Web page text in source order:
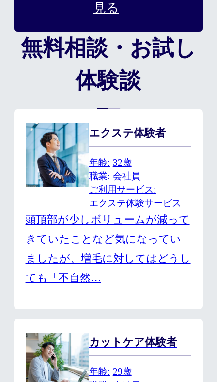
見る
無料相談・お試し
体験談
エクステ体験者
年齢
32歳
職業 会社員
ご利用サービス
エクステ体験サービス
頭頂部が少しボリュームが減って
きていたことなど気になってい
ましたが、増毛に対してはどうし
ても「不自然…
カットケア体験者
年齢 29歳